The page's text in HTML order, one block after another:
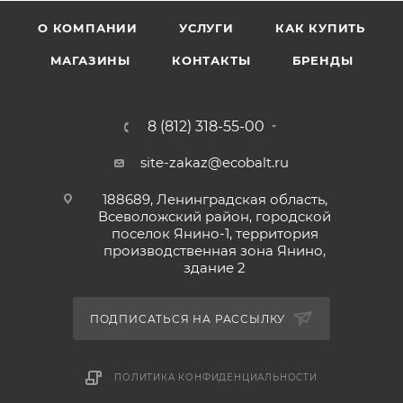
Рекомендации: Перед нанесением использовать
Грунт ГФ-021. Это уменьшит расход эмали и повысит
партии и даты изготовления.
О КОМПАНИИ УСЛУГИ КАК КУПИТЬ
МАГАЗИНЫ КОНТАКТЫ БРЕНДЫ
8 (812) 318-55-00
site-zakaz@ecobalt.ru
188689, Ленинградская область,
Всеволожский район, городской
поселок Янино-1, территория
производственная зона Янино,
здание 2
ПОДПИСАТЬСЯ НА РАССЫЛКУ
ПОЛИТИКА КОНФИДЕНЦИАЛЬНОСТИ